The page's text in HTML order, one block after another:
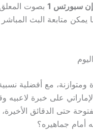
سبورتس 1
بصوت
يمكن متابعة البث
ومتوازنة، مع أفضلية
على خبرة
حتى الدقائق
أمام جماهيره؟